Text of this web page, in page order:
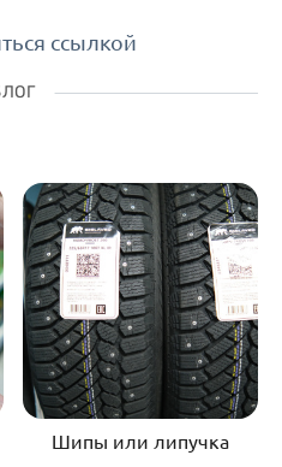
ссылкой
Шипы или липучка